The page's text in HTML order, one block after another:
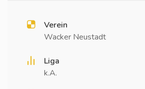
Verein
Wacker Neustadt
Liga
k.A.